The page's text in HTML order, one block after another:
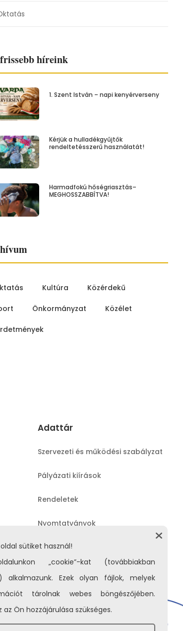
híreink
1. Szent István – napi kenyérverseny
Kérjük a hulladékgyűjtők
rendeltetésszerű használatát!
Harmadfokú hőségriasztás–
MEGHOSSZABBÍTVA!
Kultúra Közérdekű
Önkormányzat Közélet
oldal sütiket használ!
„cookie”-kat (továbbiakban
alkalmazunk. Ezek olyan fájlok, melyek
tárolnak webes böngészőjében.
az Ön hozzájárulása szükséges.
Adattár
Szervezeti és működési szabályzat
Pályázati kiírások
Rendeletek
Nyomtatványok
Közérdekű adatok